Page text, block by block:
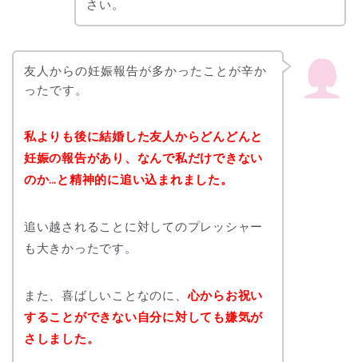
さい。
友人からの妊娠報告が多かったことが辛か
ったです。
私よりも後に結婚した友人からどんどんと
妊娠の報告があり、なんで私だけできない
のか…と精神的に追い込まれました。
追い越されることに対してのプレッシャー
も大きかったです。
また、喜ばしいことなのに、心からお祝い
することができない自分に対しても嫌気が
さしました。